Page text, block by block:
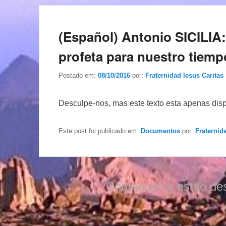
(Español) Antonio
profeta para nuestro
Postado em: 08/10/2016 por: Fraternidad Iesus Caritas
Desculpe-nos, mas este texto esta apenas
Este post foi publicado em: Documentos por:
Comentários estão